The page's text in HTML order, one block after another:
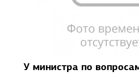
У министра по